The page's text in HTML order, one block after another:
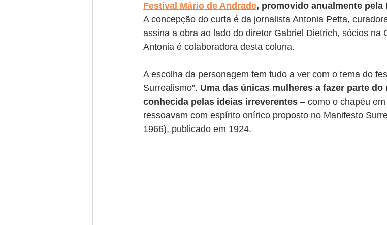
Festival Mário de Andrade, promovido anualmente
A concepção do curta é da jornalista Antonia Petta,
assina a obra ao lado do diretor Gabriel Dietrich, sócios na
Antonia é colaboradora desta coluna.
A escolha da personagem tem tudo a ver com o tema do
Surrealismo”. Uma das únicas mulheres a fazer parte
conhecida pelas ideias irreverentes – como o chapéu
ressoavam com espírito onírico proposto no Manifesto
1966), publicado em 1924.